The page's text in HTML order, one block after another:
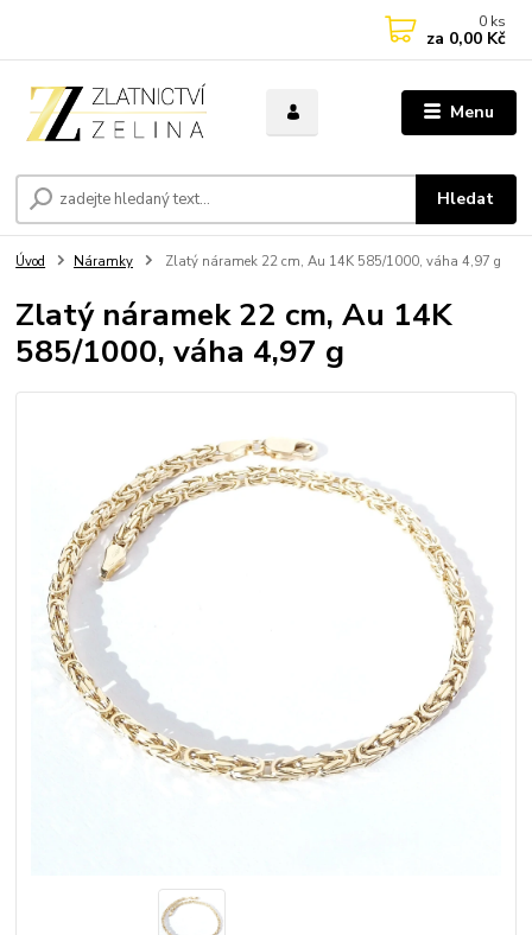
Menu
Hledat
0 ks
za 0,00 Kč
Úvod Náramky Zlatý náramek 22 cm, Au 14K 585/1000, váha 4,97 g
Zlatý náramek 22 cm, Au 14K
585/1000, váha 4,97 g